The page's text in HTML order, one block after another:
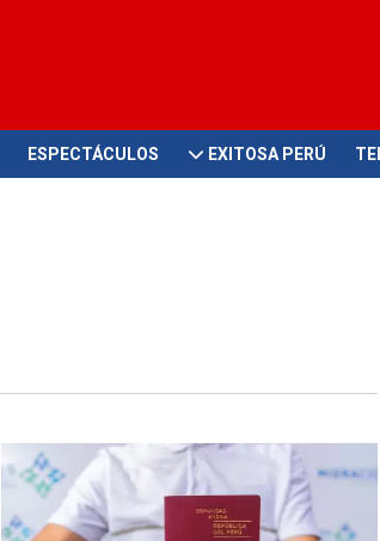
ESPECTÁCULOS EXITOSA PERÚ
Se acabaron las citas virtuales